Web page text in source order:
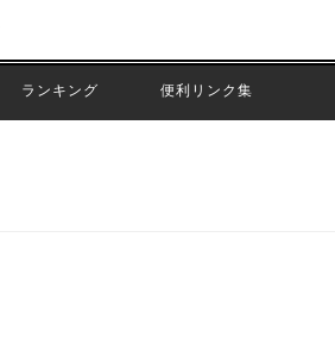
ランキング 便利リンク集